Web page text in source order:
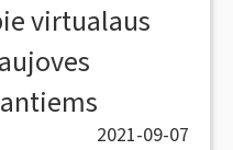
virtualaus
2021-09-07